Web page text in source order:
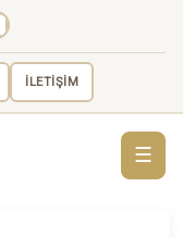
İLETİŞİM
☰